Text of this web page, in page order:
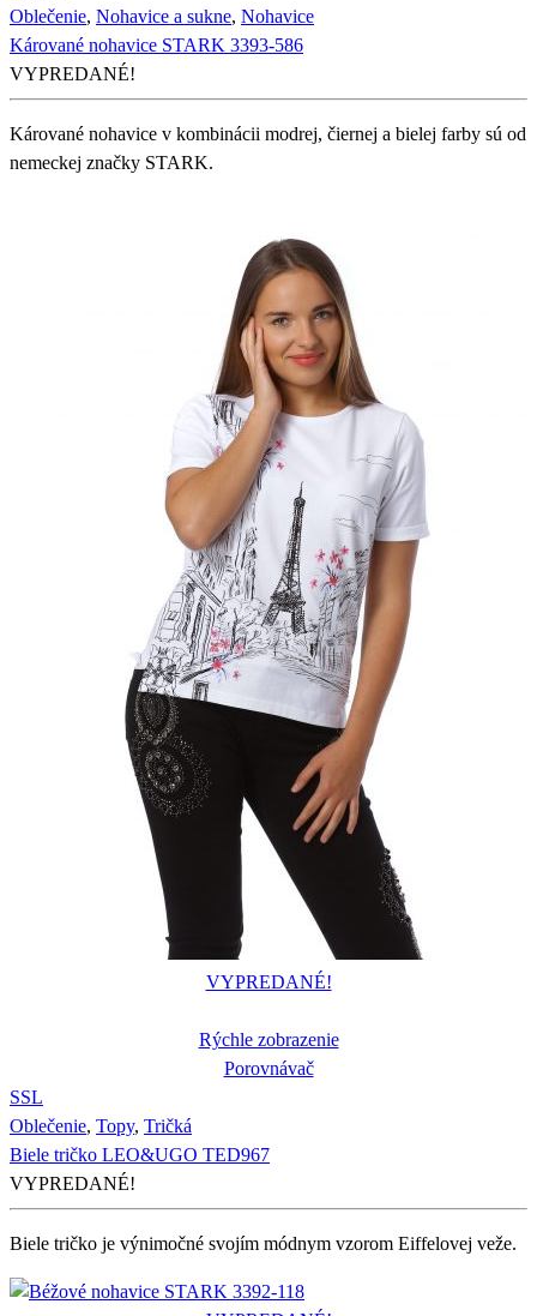
Oblečenie, Nohavice a sukne, Nohavice
Kárované nohavice STARK 3393-586
VYPREDANÉ!
Kárované nohavice v kombinácii modrej, čiernej a bielej farby sú od
nemeckej značky STARK.
VYPREDANÉ!
Rýchle zobrazenie
Porovnávač
SSL
Oblečenie, Topy, Tričká
Biele tričko LEO&UGO TED967
VYPREDANÉ!
Biele tričko je výnimočné svojím módnym vzorom Eiffelovej veže.